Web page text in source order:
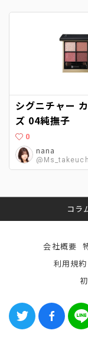
シグニチャー
ズ 04純撫子
0
nana
コラ
会社概要
利用規